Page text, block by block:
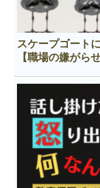
スケープゴート
【職場の嫌がら